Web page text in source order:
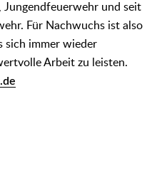
und seit
Für Nachwuchs ist also
sich immer wieder
Arbeit zu leisten.